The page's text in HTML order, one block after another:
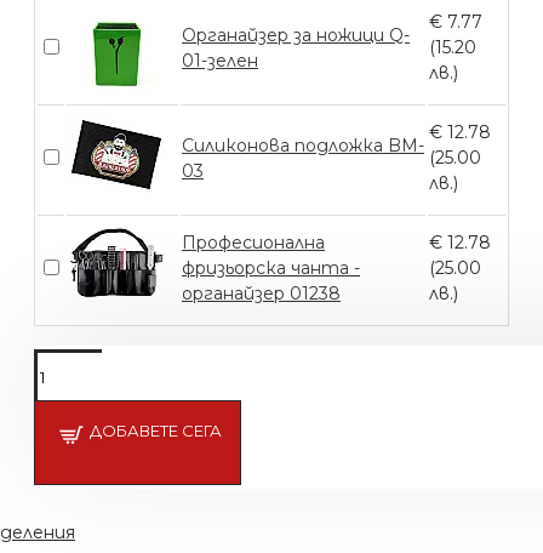
Органайзер за ножици Q-
01-зелен
€ 7.77
(15.20
лв.)
Силиконова подложка BM-
03
€ 12.78
(25.00
лв.)
Професионална
фризьорска чанта -
органайзер 01238
€ 12.78
(25.00
лв.)
ДОБАВЕТЕ СЕГА